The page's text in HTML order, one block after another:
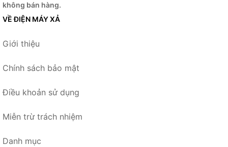
không bán hàng.
VỀ ĐIỆN MÁY XẢ
Giới thiệu
Chính sách bảo mật
Điều khoản sử dụng
Miễn trừ trách nhiệm
Danh mục